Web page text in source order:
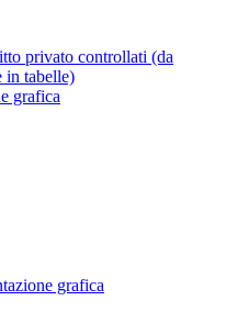
privato controllati (da
in tabelle)
grafica
grafica